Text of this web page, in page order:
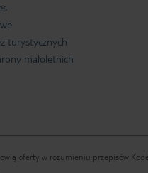
turystycznych
małoletnich
oferty w rozumieniu przepisów